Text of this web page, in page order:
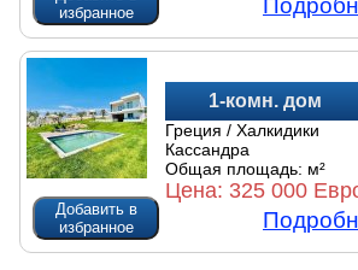
избранное
1-комн. дом
Греция / Халкидики
Кассандра
Общая площадь: м²
Цена: 325 000
Добавить в
избранное